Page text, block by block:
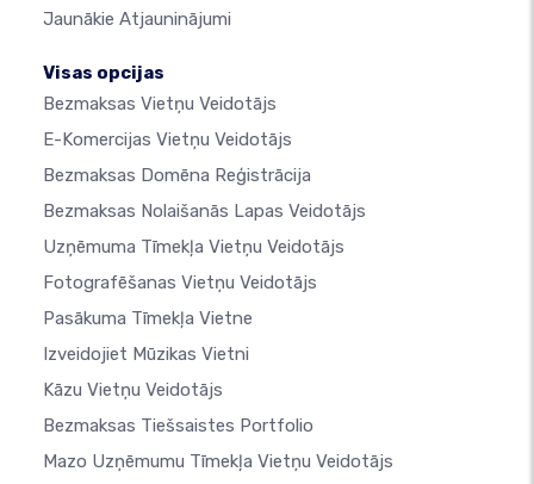
Jaunākie Atjauninājumi
Visas opcijas
Bezmaksas Vietņu Veidotājs
E-Komercijas Vietņu Veidotājs
Bezmaksas Domēna Reģistrācija
Bezmaksas Nolaišanās Lapas Veidotājs
Uzņēmuma Tīmekļa Vietņu Veidotājs
Fotografēšanas Vietņu Veidotājs
Pasākuma Tīmekļa Vietne
Izveidojiet Mūzikas Vietni
Kāzu Vietņu Veidotājs
Bezmaksas Tiešsaistes Portfolio
Mazo Uzņēmumu Tīmekļa Vietņu Veidotājs